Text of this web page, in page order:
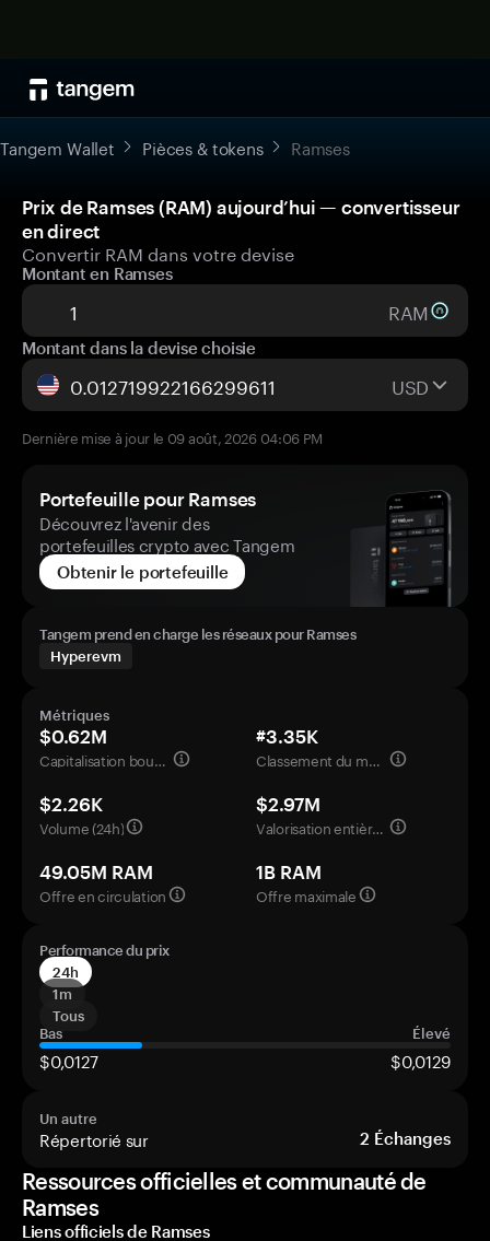
Tangem Wallet Pièces & tokens Ramses
Prix de Ramses (RAM) aujourd’hui — convertisseur
en direct
Convertir RAM dans votre devise
Montant en Ramses
RAM
Montant dans la devise choisie
USD
Dernière mise à jour le 09 août, 2026 04:06 PM
Portefeuille pour Ramses
Découvrez l'avenir des
portefeuilles crypto avec Tangem
Obtenir le portefeuille
Tangem prend en charge les réseaux pour Ramses
Hyperevm
Métriques
$0.62M
Capitalisation boursière
#3.35K
Classement du marché
$2.26K
Volume (24h)
$2.97M
Valorisation entièrement diluée
49.05M RAM
Offre en circulation
1B RAM
Offre maximale
Performance du prix
24h
1m
Tous
Bas
Élevé
$0,0127 $0,0129
Un autre
Répertorié sur 2 Échanges
Ressources officielles et communauté de
Ramses
Liens officiels de Ramses